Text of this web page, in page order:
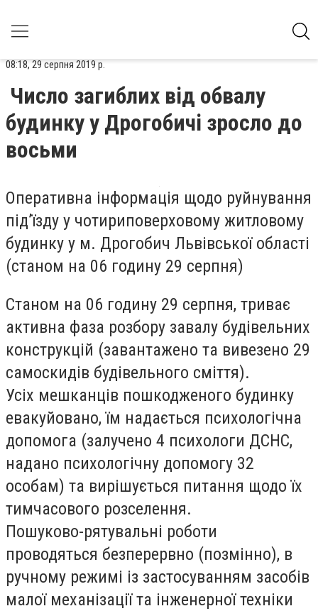
08:18, 29 серпня 2019 р.
Число загиблих від обвалу
будинку у Дрогобичі зросло до
восьми
Оперативна інформація щодо руйнування
під’їзду у чотириповерховому житловому
будинку у м. Дрогобич Львівської області
(станом на 06 годину 29 серпня)
Станом на 06 годину 29 серпня, триває
активна фаза розбору завалу будівельних
конструкцій (завантажено та вивезено 29
самоскидів будівельного сміття).
Усіх мешканців пошкодженого будинку
евакуйовано, їм надається психологічна
допомога (залучено 4 психологи ДСНС,
надано психологічну допомогу 32
особам) та вирішується питання щодо їх
тимчасового розселення.
Пошуково-рятувальні роботи
проводяться безперервно (позмінно), в
ручному режимі із застосуванням засобів
малої механізації та інженерної техніки